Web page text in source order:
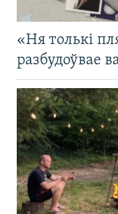
«Ня толькі
разбудоўвае